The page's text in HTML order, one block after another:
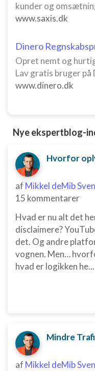
kunder og
www.saxis.dk
Dinero
Opret nemt og
Lav gratis bruger på
www.dinero.dk
Nye ekspertblog-
Hvorfor
af Mikkel deMib
15 kommentarer
Hvad er nu alt det
disclaimere?
det. Og andre
vognen. Men…
hvad er logikken he...
Mindre
af Mikkel deMib